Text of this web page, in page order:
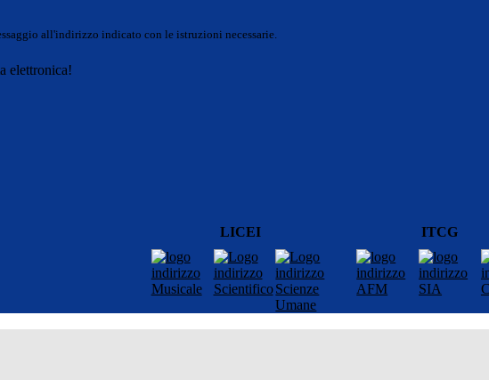
all'indirizzo indicato con le istruzioni necessarie.
elettronica!
LICEI ITCG